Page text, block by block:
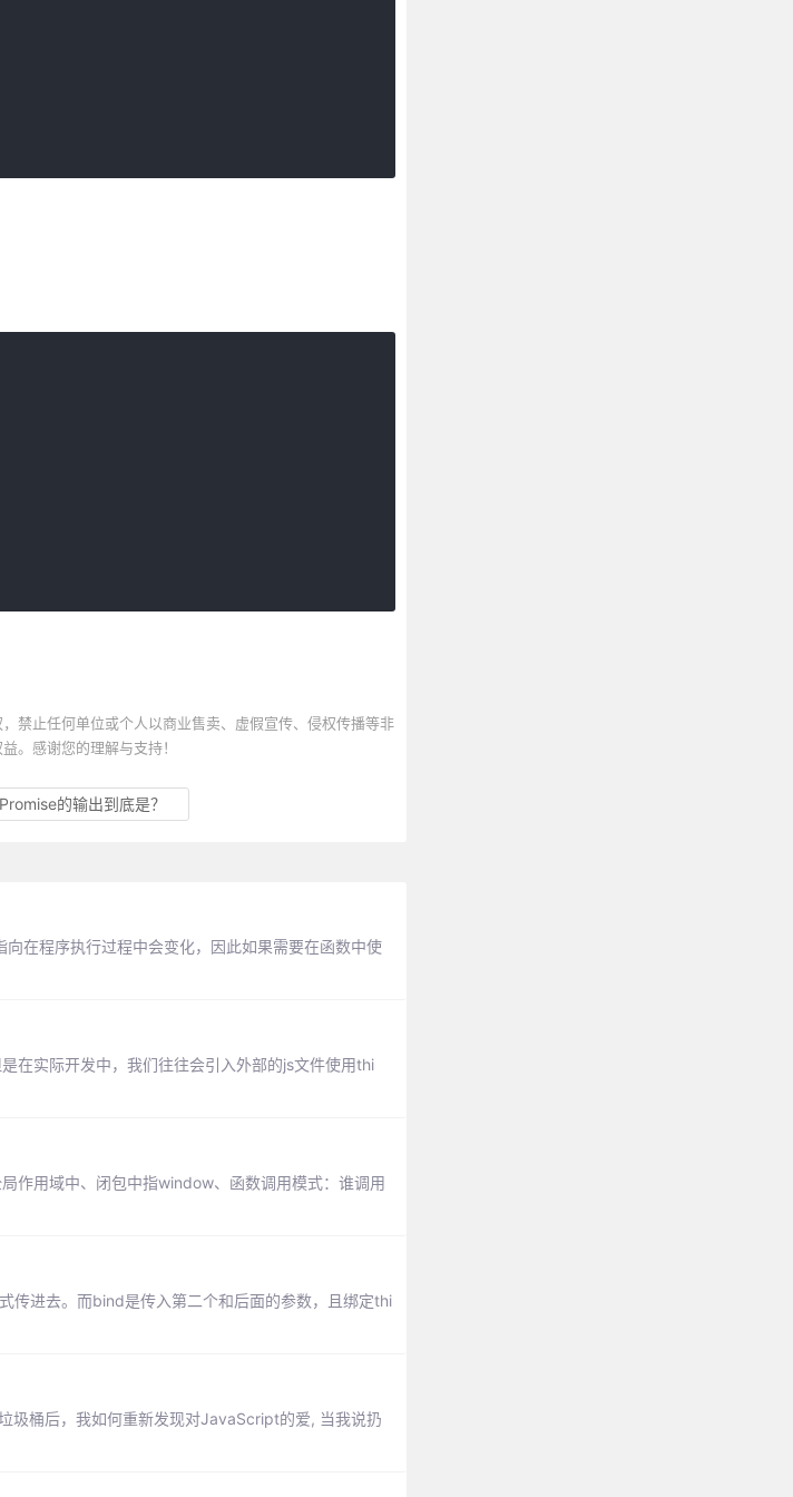
禁止任何单位或个人以商业售卖、虚假宣传、侵权传播等非
。感谢您的理解与支持！
的输出到底是？
在程序执行过程中会变化，因此如果需要在函数中使
在实际开发中，我们往往会引入外部的js文件使用thi
作用域中、闭包中指window、函数调用模式：谁调用
传进去。而bind是传入第二个和后面的参数，且绑定thi
圾桶后，我如何重新发现对JavaScript的爱, 当我说扔